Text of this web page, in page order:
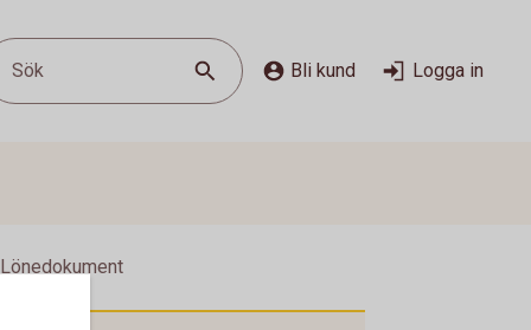
Sök Bli kund Logga in